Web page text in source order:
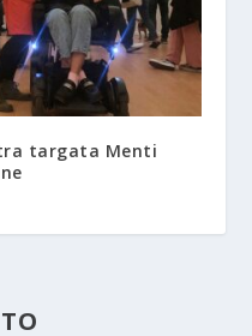
targata Menti